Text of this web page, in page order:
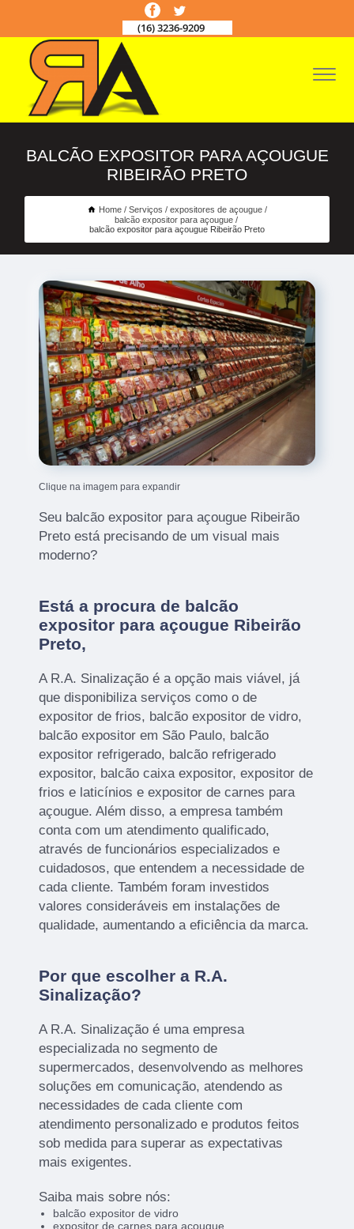
(16) 3236-9209
BALCÃO EXPOSITOR PARA AÇOUGUE
RIBEIRÃO PRETO
Home Serviços
expositores de açougue
balcão expositor para açougue
balcão expositor para açougue Ribeirão Preto
Clique na imagem para expandir
Seu balcão expositor para açougue Ribeirão
Preto está precisando de um visual mais
moderno?
Está a procura de balcão
expositor para açougue Ribeirão
Preto,
A R.A. Sinalização é a opção mais viável, já
que disponibiliza serviços como o de
expositor de frios, balcão expositor de vidro,
balcão expositor em São Paulo, balcão
expositor refrigerado, balcão refrigerado
expositor, balcão caixa expositor, expositor de
frios e laticínios e expositor de carnes para
açougue. Além disso, a empresa também
conta com um atendimento qualificado,
através de funcionários especializados e
cuidadosos, que entendem a necessidade de
cada cliente. Também foram investidos
valores consideráveis em instalações de
qualidade, aumentando a eficiência da marca.
Por que escolher a R.A.
Sinalização?
A R.A. Sinalização é uma empresa
especializada no segmento de
supermercados, desenvolvendo as melhores
soluções em comunicação, atendendo as
necessidades de cada cliente com
atendimento personalizado e produtos feitos
sob medida para superar as expectativas
mais exigentes.
Saiba mais sobre nós:
balcão expositor de vidro
expositor de carnes para açougue